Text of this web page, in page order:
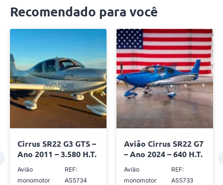
Recomendado para você
Cirrus SR22 G3 GTS –
Ano 2011 – 3.580 H.T.
Avião
monomotor
REF:
AS5734
Avião Cirrus SR22 G7
– Ano 2024 – 640 H.T.
Avião
monomotor
REF:
AS5733